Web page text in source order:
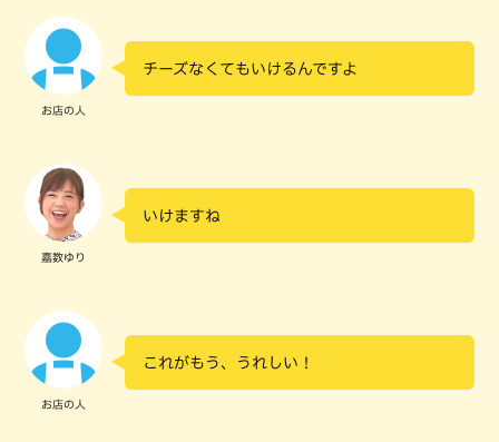
お店の人
チーズなくてもいけるんですよ
嘉数ゆり
いけますね
お店の人
これがもう、うれしい！